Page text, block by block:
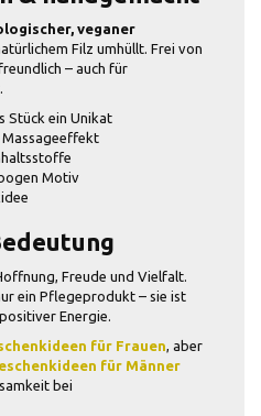
veganer
Filz umhüllt. Frei von
– auch für
Stück ein Unikat
Motiv
Freude und Vielfalt.
ein Pflegeprodukt – sie ist
Energie.
für Frauen, aber
für Männer
bei